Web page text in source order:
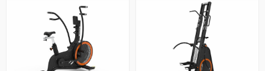
是13.4英寸，具有水壶架和Ipad平板支
架、USB充电功能，管座可纵向调整3
00mm和水平调整50mm，张力旋钮采
用电动调整，制作电磁铁阻力，传输系
统多沟皮带J型8沟。
SH-T901Z涵盖了力量、速度、有氧多
种创新训练模式，使用者可以自由切
换。